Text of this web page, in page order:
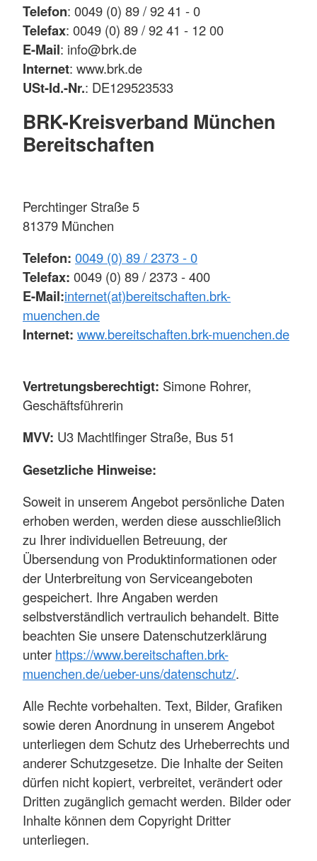
Telefon: 0049 (0) 89 / 92 41 - 0
Telefax: 0049 (0) 89 / 92 41 - 12 00
E-Mail: info@brk.de
Internet: www.brk.de
USt-Id.-Nr.: DE129523533
BRK-Kreisverband München
Bereitschaften
Perchtinger Straße 5
81379 München
Telefon: 0049 (0) 89 / 2373 - 0
Telefax: 0049 (0) 89 / 2373 - 400
E-Mail:internet(at)bereitschaften.brk-
muenchen.de
Internet: www.bereitschaften.brk-muenchen.de
Vertretungsberechtigt: Simone Rohrer,
Geschäftsführerin
MVV: U3 Machtlfinger Straße, Bus 51
Gesetzliche Hinweise:
Soweit in unserem Angebot persönliche Daten
erhoben werden, werden diese ausschließlich
zu Ihrer individuellen Betreuung, der
Übersendung von Produktinformationen oder
der Unterbreitung von Serviceangeboten
gespeichert. Ihre Angaben werden
selbstverständlich vertraulich behandelt. Bitte
beachten Sie unsere Datenschutzerklärung
unter https://www.bereitschaften.brk-
muenchen.de/ueber-uns/datenschutz/.
Alle Rechte vorbehalten. Text, Bilder, Grafiken
sowie deren Anordnung in unserem Angebot
unterliegen dem Schutz des Urheberrechts und
anderer Schutzgesetze. Die Inhalte der Seiten
dürfen nicht kopiert, verbreitet, verändert oder
Dritten zugänglich gemacht werden. Bilder oder
Inhalte können dem Copyright Dritter
unterliegen.